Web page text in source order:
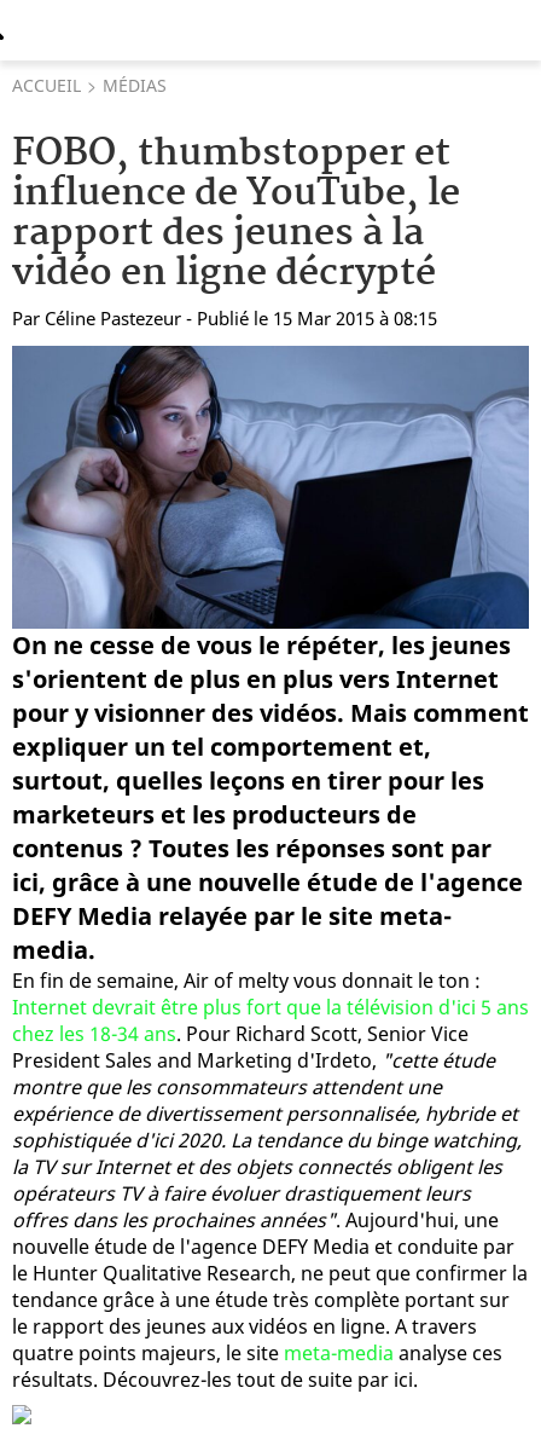
ACCUEIL MÉDIAS
FOBO, thumbstopper et
influence de YouTube, le
rapport des jeunes à la
vidéo en ligne décrypté
Par Céline Pastezeur - Publié le 15 Mar 2015 à 08:15
On ne cesse de vous le répéter, les jeunes
s'orientent de plus en plus vers Internet
pour y visionner des vidéos. Mais comment
expliquer un tel comportement et,
surtout, quelles leçons en tirer pour les
marketeurs et les producteurs de
contenus ? Toutes les réponses sont par
ici, grâce à une nouvelle étude de l'agence
DEFY Media relayée par le site meta-
media.
En fin de semaine, Air of melty vous donnait le ton :
Internet devrait être plus fort que la télévision d'ici 5 ans
chez les 18-34 ans. Pour Richard Scott, Senior Vice
President Sales and Marketing d'Irdeto, "cette étude
montre que les consommateurs attendent une
expérience de divertissement personnalisée, hybride et
sophistiquée d'ici 2020. La tendance du binge watching,
la TV sur Internet et des objets connectés obligent les
opérateurs TV à faire évoluer drastiquement leurs
offres dans les prochaines années". Aujourd'hui, une
nouvelle étude de l'agence DEFY Media et conduite par
le Hunter Qualitative Research, ne peut que confirmer la
tendance grâce à une étude très complète portant sur
le rapport des jeunes aux vidéos en ligne. A travers
quatre points majeurs, le site meta-media analyse ces
résultats. Découvrez-les tout de suite par ici.